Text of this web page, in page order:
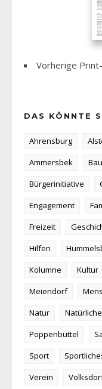
Vorherige
DAS KÖNNTE
Ahrensburg
Ammersbek
Bürgerinitiative
Engagement
Freizeit
Hilfen
Kolumne
Kultur
Meiendorf
Natur
Poppenbüttel
Sport
Verein